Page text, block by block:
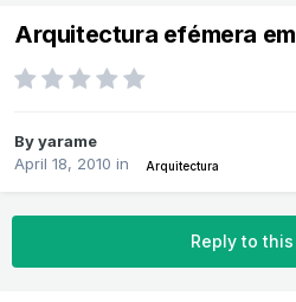
Arquitectura efémera
Byyarame
April 18, 2010 in Arquitectura
Reply to